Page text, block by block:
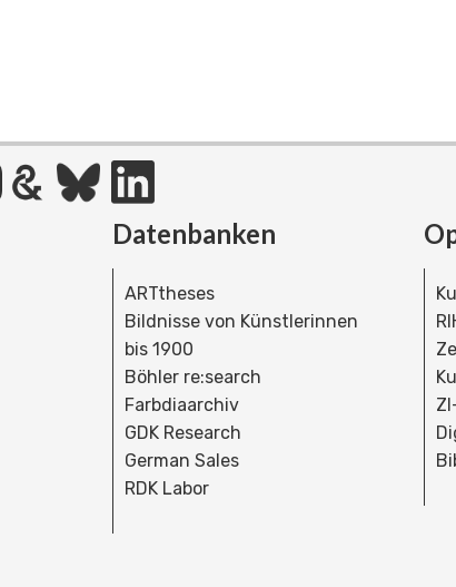
Datenbanken
ARTtheses
Bildnisse von Künstlerinnen
bis 1900
Böhler re:search
Farbdiaarchiv
GDK Research
German Sales
RDK Labor